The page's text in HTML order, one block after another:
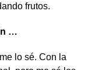
frutos.
…
lo sé. Con la